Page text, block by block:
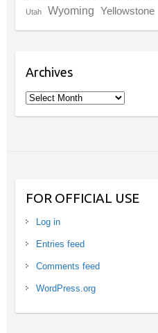
Utah Wyoming Yellowstone
Archives
Archives
FOR OFFICIAL USE
Log in
Entries feed
Comments feed
WordPress.org